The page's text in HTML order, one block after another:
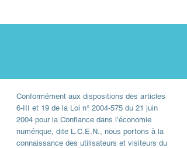
Conformément aux dispositions des articles
6-III et 19 de la Loi n° 2004-575 du 21 juin
2004 pour la Confiance dans l’économie
numérique, dite L.C.E.N., nous portons à la
connaissance des utilisateurs et visiteurs du